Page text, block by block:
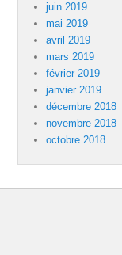
juin 2019
mai 2019
avril 2019
mars 2019
février 2019
janvier 2019
décembre 2018
novembre 2018
octobre 2018